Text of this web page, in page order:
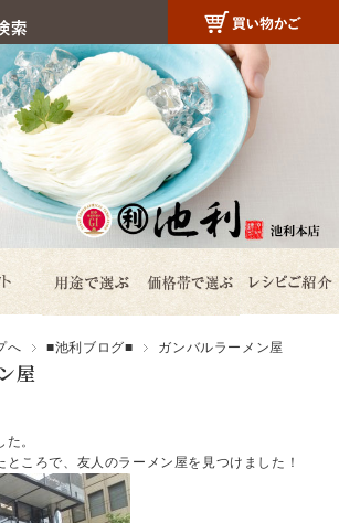
へ ■池利ブログ■ ガンバルラーメン屋
屋
。
ところで、友人のラーメン屋を見つけました！